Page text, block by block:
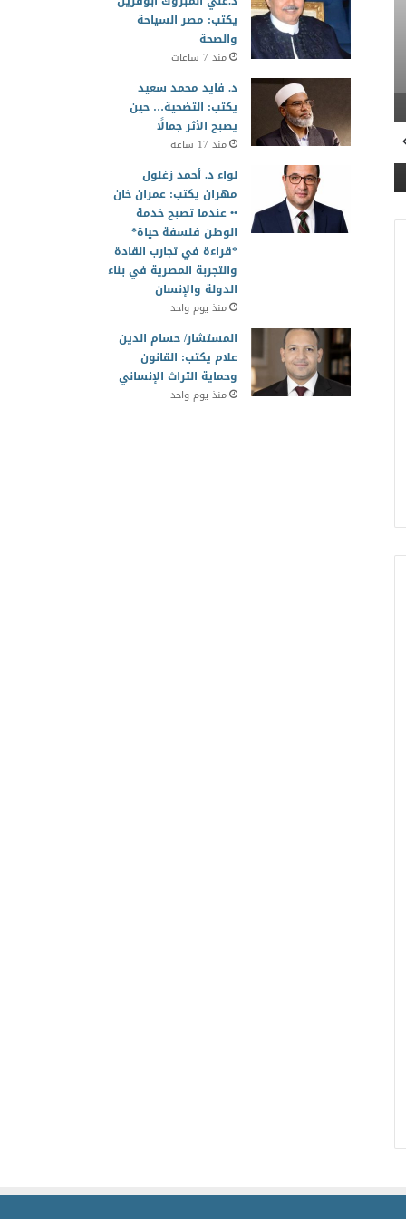
ريادة تكنولوجية ومواكبة ثورة الذكاء الاصطناعي والـ G6. هندسة اتصالات CIC تطلق أول طائرة مسيرة ذكية
منذ 21 ساعة
يكتب: مصر السياحة
والصحة
منذ 7 ساعات
د. فايد محمد سعيد
يكتب: التضحية… حين
يصبح الأثر جمالًا
منذ 17 ساعة
لواء د. أحمد زغلول
مهران يكتب: عمران خان
•• عندما تصبح خدمة
الوطن فلسفة حياة*
*قراءة في تجارب القادة
والتجربة المصرية في بناء
الدولة والإنسان
منذ يوم واحد
المستشار/ حسام الدين
علام يكتب: القانون
وحماية التراث الإنساني
منذ يوم واحد